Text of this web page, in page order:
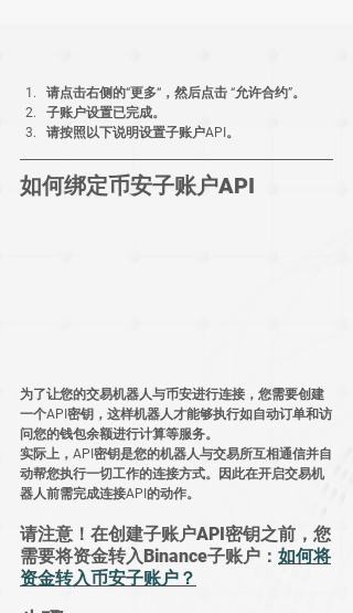
请点击右侧的“更多“，然后点击 “允许合约”。
子账户设置已完成。
请按照以下说明设置子账户API。
如何绑定币安子账户API
为了让您的交易机器人与币安进行连接，您需要创建
一个API密钥，这样机器人才能够执行如自动订单和访
问您的钱包余额进行计算等服务。
实际上，API密钥是您的机器人与交易所互相通信并自
动帮您执行一切工作的连接方式。因此在开启交易机
器人前需完成连接API的动作。
请注意！在创建子账户API密钥之前，您
需要将资金转入Binance子账户： 如何将
资金转入币安子账户？